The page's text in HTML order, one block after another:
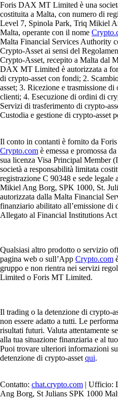
Foris DAX MT Limited è una
costituita a Malta, con numero di
Level 7, Spinola Park, Triq Mikiel
Malta, operante con il nome
Malta Financial Services Authority
Crypto-Asset ai sensi del
Crypto-Asset, recepito a Malta dal
DAX MT Limited è autorizzata a
di crypto-asset con fondi; 2.
asset; 3. Ricezione e trasmissione
clienti; 4. Esecuzione di ordini di
Servizi di trasferimento di crypto-
Custodia e gestione di crypto-asset
Il conto in contanti è fornito da
Crypto.com è emessa e promossa
sua licenza Visa Principal Member
società a responsabilità limitata
registrazione C 90348 e sede
Mikiel Ang Borg, SPK 1000, St.
autorizzata dalla Malta Financial
finanziario abilitato all’emissione di
Allegato al Financial Institutions
Qualsiasi altro prodotto o servizio
pagina web o sull’App Crypto.com
gruppo e non rientra nei servizi
Limited o Foris MT Limited.
Il trading o la detenzione di crypto-
non essere adatto a tutti. Le
risultati futuri. Valuta attentamente
alla tua situazione finanziaria e al
Puoi trovare ulteriori informazioni
detenzione di crypto-asset qui.
Contatto: chat.crypto.com | Ufficio:
Ang Borg, St Julians SPK 1000